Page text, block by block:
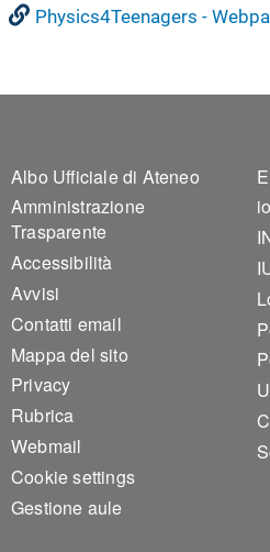
Physics4Teenagers -
Footer 1
Albo Ufficiale di Ateneo
Amministrazione
Trasparente
Accessibilità
Avvisi
Contatti email
Mappa del sito
Privacy
Rubrica
Webmail
Cookie settings
Gestione aule